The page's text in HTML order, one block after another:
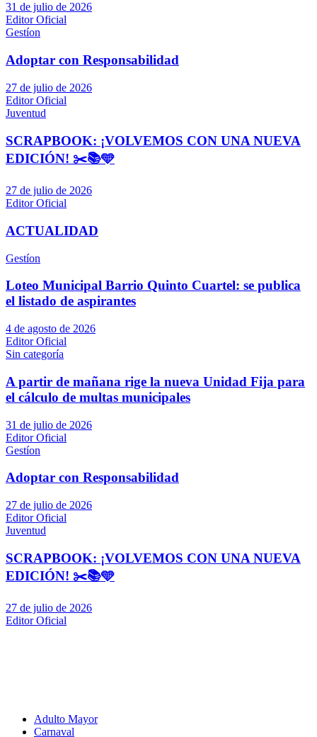
31 de julio de 2026
Editor Oficial
Gestíon
Adoptar con Responsabilidad
27 de julio de 2026
Editor Oficial
Juventud
SCRAPBOOK: ¡VOLVEMOS CON UNA NUEVA
EDICIÓN! ✂️📚🩵
27 de julio de 2026
Editor Oficial
ACTUALIDAD
Gestíon
Loteo Municipal Barrio Quinto Cuartel: se publica
el listado de aspirantes
4 de agosto de 2026
Editor Oficial
Sin categoría
A partir de mañana rige la nueva Unidad Fija para
el cálculo de multas municipales
31 de julio de 2026
Editor Oficial
Gestíon
Adoptar con Responsabilidad
27 de julio de 2026
Editor Oficial
Juventud
SCRAPBOOK: ¡VOLVEMOS CON UNA NUEVA
EDICIÓN! ✂️📚🩵
27 de julio de 2026
Editor Oficial
Adulto Mayor
Carnaval